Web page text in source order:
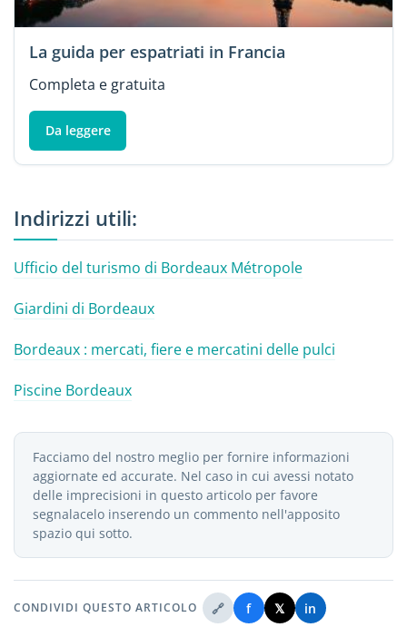
La guida per espatriati in Francia
Completa e gratuita
Da leggere
Indirizzi utili:
Ufficio del turismo di Bordeaux Métropole
Giardini di Bordeaux
Bordeaux : mercati, fiere e mercatini delle pulci
Piscine Bordeaux
Facciamo del nostro meglio per fornire informazioni
aggiornate ed accurate. Nel caso in cui avessi notato
delle imprecisioni in questo articolo per favore
segnalacelo inserendo un commento nell'apposito
spazio qui sotto.
CONDIVIDI QUESTO ARTICOLO 🔗 f 𝕏 in